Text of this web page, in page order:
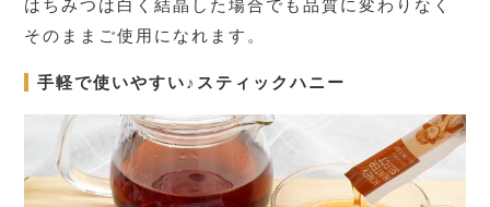
はちみつは白く結晶した場合でも品質に変わりなく
そのままご使用になれます。
手軽で使いやすい♪スティックハニー